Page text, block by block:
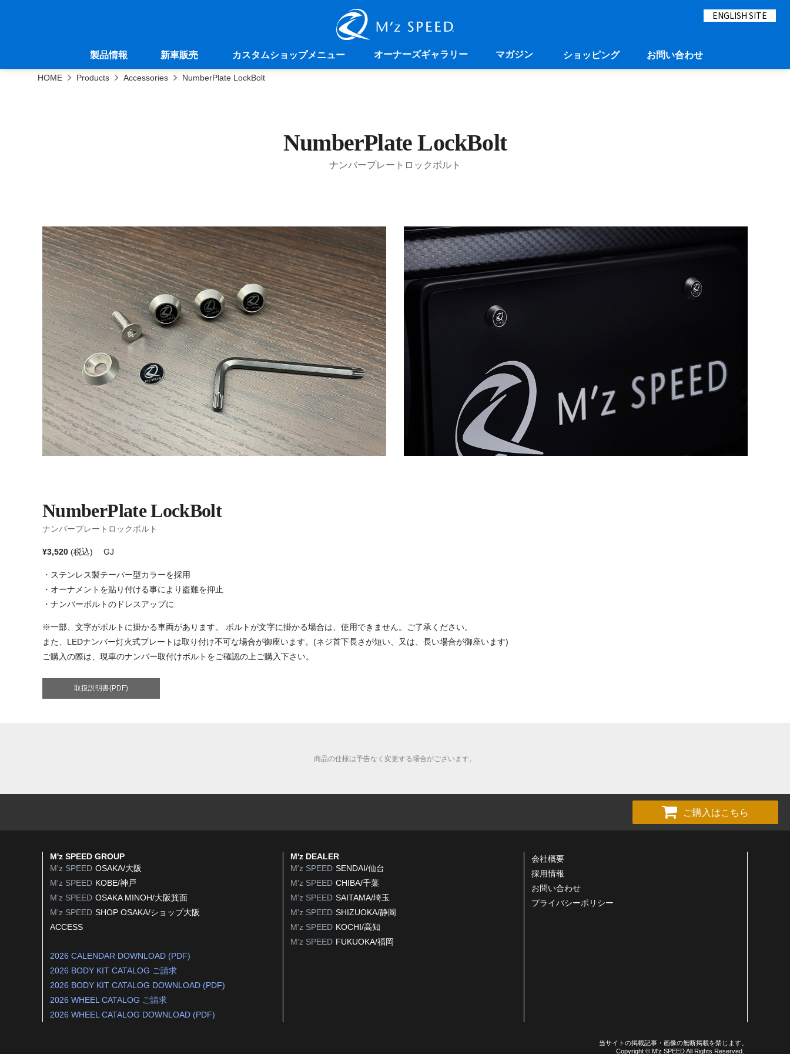
ENGLISH SITE
製品情報 新車販売 カスタムショップメニュー オーナーズギャラリー マガジン ショッピング お問い合わせ
HOME Products Accessories NumberPlate LockBolt
NumberPlate LockBolt
ナンバープレートロックボルト
NumberPlate LockBolt
ナンバープレートロックボルト
¥3,520 (税込) GJ
・ステンレス製テーパー型カラーを採用
・オーナメントを貼り付ける事により盗難を抑止
・ナンバーボルトのドレスアップに
※一部、文字がボルトに掛かる車両があります。 ボルトが文字に掛かる場合は、使用できません。ご了承ください。
また、LEDナンバー灯火式プレートは取り付け不可な場合が御座います。(ネジ首下長さが短い、又は、長い場合が御座います)
ご購入の際は、現車のナンバー取付けボルトをご確認の上ご購入下さい。
取扱説明書(PDF)
商品の仕様は予告なく変更する場合がございます。
ご購入はこちら
M'z SPEED GROUP
M'z SPEED OSAKA/大阪
M'z SPEED KOBE/神戸
M'z SPEED OSAKA MINOH/大阪箕面
M'z SPEED SHOP OSAKA/ショップ大阪
ACCESS
2026 CALENDAR DOWNLOAD (PDF)
2026 BODY KIT CATALOG ご請求
2026 BODY KIT CATALOG DOWNLOAD (PDF)
2026 WHEEL CATALOG ご請求
2026 WHEEL CATALOG DOWNLOAD (PDF)
M'z DEALER
M'z SPEED SENDAI/仙台
M'z SPEED CHIBA/千葉
M'z SPEED SAITAMA/埼玉
M'z SPEED SHIZUOKA/静岡
M'z SPEED KOCHI/高知
M'z SPEED FUKUOKA/福岡
会社概要
採用情報
お問い合わせ
プライバシーポリシー
当サイトの掲載記事・画像の無断掲載を禁じます。
Copyright © M'z SPEED All Rights Reserved.